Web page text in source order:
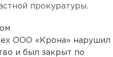
прокуратуры.
ООО «Крона» нарушил
и был закрыт по